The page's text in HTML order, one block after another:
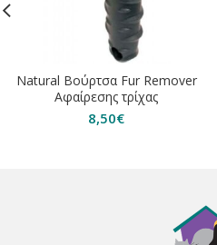
Natural Βούρτσα Fur Remover
Αφαίρεσης τρίχας
8,50€